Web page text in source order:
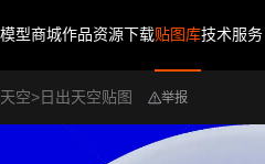
模型商城作品资源下载贴图库技术服务
天空>日出天空贴图 举报